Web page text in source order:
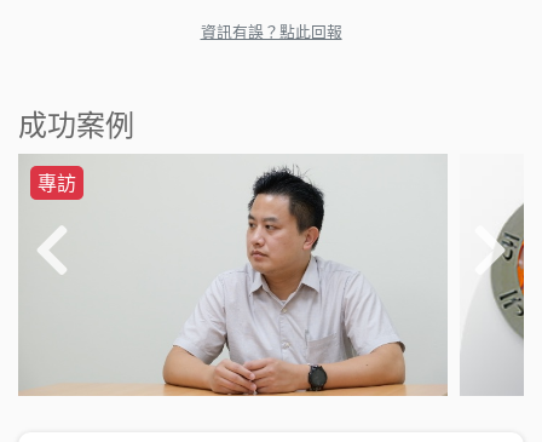
資訊有誤？點此回報
成功案例
專訪